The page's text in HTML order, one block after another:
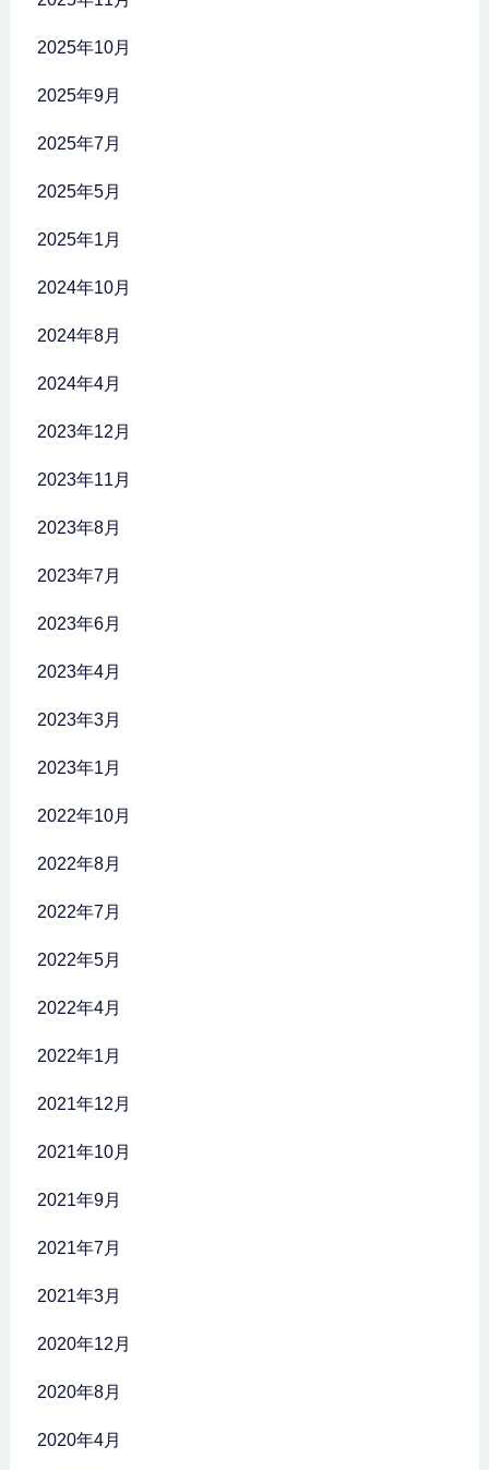
2025年10月
2025年9月
2025年7月
2025年5月
2025年1月
2024年10月
2024年8月
2024年4月
2023年12月
2023年11月
2023年8月
2023年7月
2023年6月
2023年4月
2023年3月
2023年1月
2022年10月
2022年8月
2022年7月
2022年5月
2022年4月
2022年1月
2021年12月
2021年10月
2021年9月
2021年7月
2021年3月
2020年12月
2020年8月
2020年4月